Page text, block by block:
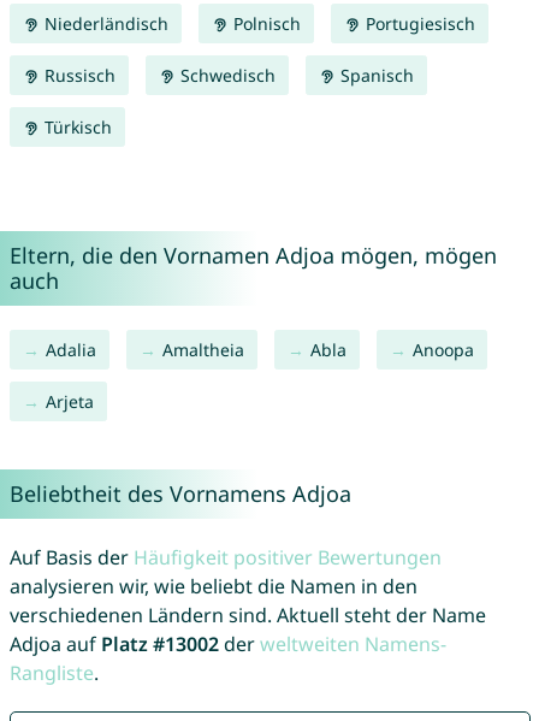
Niederländisch Polnisch Portugiesisch
Russisch Schwedisch Spanisch
Türkisch
Eltern, die den Vornamen Adjoa mögen, mögen
auch
Adalia Amaltheia Abla Anoopa
Arjeta
Beliebtheit des Vornamens Adjoa
Auf Basis der Häufigkeit positiver Bewertungen
analysieren wir, wie beliebt die Namen in den
verschiedenen Ländern sind. Aktuell steht der Name
Adjoa auf Platz #13002derweltweiten Namens-
Rangliste.